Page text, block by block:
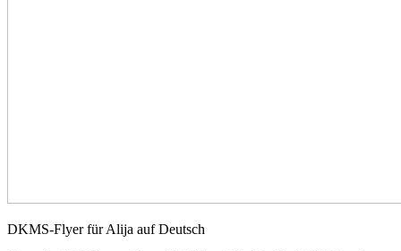
DKMS-Flyer für Alija auf Deutsch